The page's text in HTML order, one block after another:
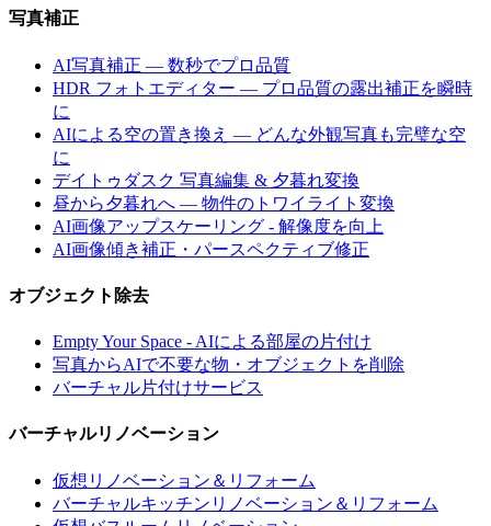
写真補正
AI写真補正 — 数秒でプロ品質
HDR フォトエディター — プロ品質の露出補正を瞬時
に
AIによる空の置き換え — どんな外観写真も完璧な空
に
デイトゥダスク 写真編集 & 夕暮れ変換
昼から夕暮れへ — 物件のトワイライト変換
AI画像アップスケーリング - 解像度を向上
AI画像傾き補正・パースペクティブ修正
オブジェクト除去
Empty Your Space - AIによる部屋の片付け
写真からAIで不要な物・オブジェクトを削除
バーチャル片付けサービス
バーチャルリノベーション
仮想リノベーション＆リフォーム
バーチャルキッチンリノベーション＆リフォーム